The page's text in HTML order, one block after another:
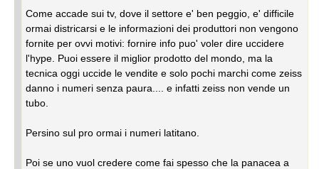
Come accade sui tv, dove il settore e' ben peggio, e' difficile
ormai districarsi e le informazioni dei produttori non vengono
fornite per ovvi motivi: fornire info puo' voler dire uccidere
l'hype. Puoi essere il miglior prodotto del mondo, ma la
tecnica oggi uccide le vendite e solo pochi marchi come zeiss
danno i numeri senza paura.... e infatti zeiss non vende un
tubo.
Persino sul pro ormai i numeri latitano.
Poi se uno vuol credere come fai spesso che la panacea a